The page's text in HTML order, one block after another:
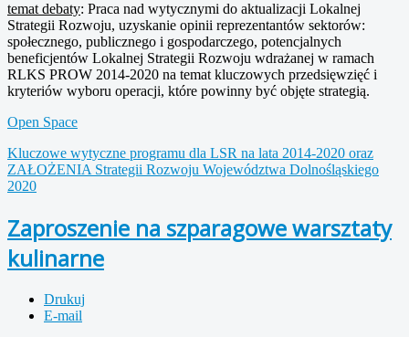
temat debaty: Praca nad wytycznymi do aktualizacji Lokalnej
Strategii Rozwoju, uzyskanie opinii reprezentantów sektorów:
społecznego, publicznego i gospodarczego, potencjalnych
beneficjentów Lokalnej Strategii Rozwoju wdrażanej w ramach
RLKS PROW 2014-2020 na temat kluczowych przedsięwzięć i
kryteriów wyboru operacji, które powinny być objęte strategią.
Open Space
Kluczowe wytyczne programu dla LSR na lata 2014-2020 oraz
ZAŁOŻENIA Strategii Rozwoju Województwa Dolnośląskiego
2020
Zaproszenie na szparagowe warsztaty
kulinarne
Drukuj
E-mail